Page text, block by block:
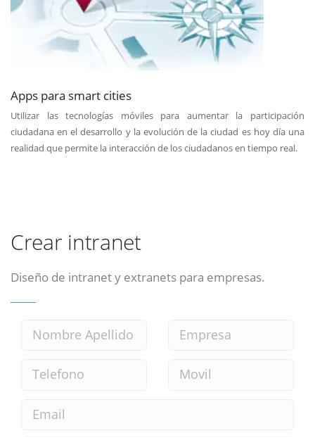
Apps para smart cities
Utilizar las tecnologías móviles para aumentar la participación
ciudadana en el desarrollo y la evolución de la ciudad es hoy día una
realidad que permite la interacción de los ciudadanos en tiempo real.
Crear intranet
Diseño de intranet y extranets para empresas.